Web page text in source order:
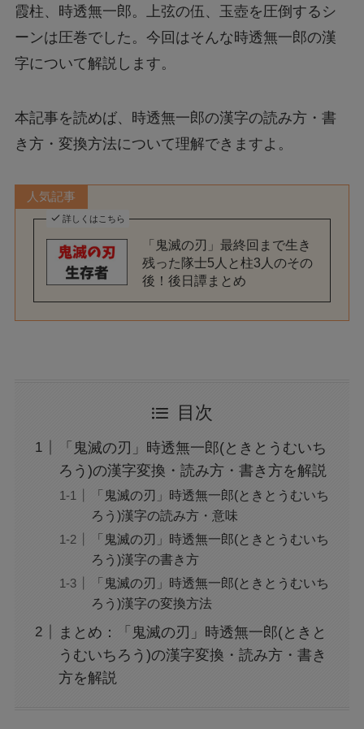
霞柱、時透無一郎。上弦の伍、玉壺を圧倒するシ
ーンは圧巻でした。今回はそんな時透無一郎の漢
字について解説します。
本記事を読めば、時透無一郎の漢字の読み方・書
き方・変換方法について理解できますよ。
人気記事
詳しくはこちら
「鬼滅の刃」最終回まで生き
残った隊士5人と柱3人のその
後！後日譚まとめ
目次
「鬼滅の刃」時透無一郎(ときとうむいち
ろう)の漢字変換・読み方・書き方を解説
「鬼滅の刃」時透無一郎(ときとうむいち
ろう)漢字の読み方・意味
「鬼滅の刃」時透無一郎(ときとうむいち
ろう)漢字の書き方
「鬼滅の刃」時透無一郎(ときとうむいち
ろう)漢字の変換方法
まとめ：「鬼滅の刃」時透無一郎(ときと
うむいちろう)の漢字変換・読み方・書き
方を解説